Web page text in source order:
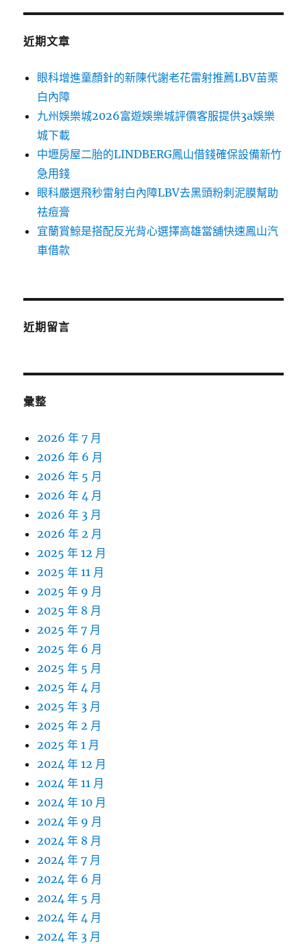
近期文章
眼科增進童顏針的新陳代謝老花雷射推薦LBV苗栗
白內障
九州娛樂城2026富遊娛樂城評價客服提供3a娛樂
城下載
中壢房屋二胎的LINDBERG鳳山借錢確保設備新竹
急用錢
眼科嚴選飛秒雷射白內障LBV去黑頭粉刺泥膜幫助
祛痘膏
宜蘭賞鯨是搭配反光背心選擇高雄當舖快速鳳山汽
車借款
近期留言
彙整
2026 年 7 月
2026 年 6 月
2026 年 5 月
2026 年 4 月
2026 年 3 月
2026 年 2 月
2025 年 12 月
2025 年 11 月
2025 年 9 月
2025 年 8 月
2025 年 7 月
2025 年 6 月
2025 年 5 月
2025 年 4 月
2025 年 3 月
2025 年 2 月
2025 年 1 月
2024 年 12 月
2024 年 11 月
2024 年 10 月
2024 年 9 月
2024 年 8 月
2024 年 7 月
2024 年 6 月
2024 年 5 月
2024 年 4 月
2024 年 3 月